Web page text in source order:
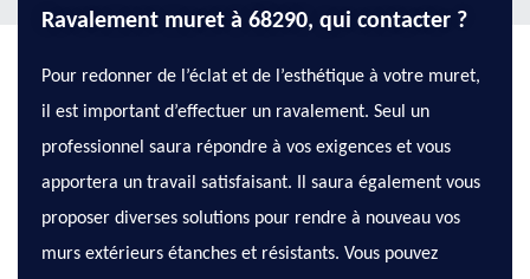
Ravalement muret à 68290, qui contacter ?
Pour redonner de l’éclat et de l’esthétique à votre muret,
il est important d’effectuer un ravalement. Seul un
professionnel saura répondre à vos exigences et vous
apportera un travail satisfaisant. Il saura également vous
proposer diverses solutions pour rendre à nouveau vos
murs extérieurs étanches et résistants. Vous pouvez